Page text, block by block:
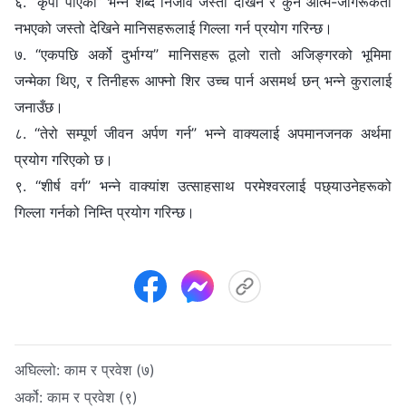
नभएको जस्तो देखिने मानिसहरूलाई गिल्ला गर्न प्रयोग गरिन्छ।
७. “एकपछि अर्को दुर्भाग्य” मानिसहरू ठूलो रातो अजिङ्गरको भूमिमा
जन्मेका थिए, र तिनीहरू आफ्नो शिर उच्च पार्न असमर्थ छन् भन्‍ने कुरालाई
जनाउँछ।
८. “तेरो सम्पूर्ण जीवन अर्पण गर्न” भन्‍ने वाक्यलाई अपमानजनक अर्थमा
प्रयोग गरिएको छ।
९. “शीर्ष वर्ग” भन्‍ने वाक्यांश उत्साहसाथ परमेश्‍वरलाई पछ्याउनेहरूको
गिल्ला गर्नको निम्ति प्रयोग गरिन्छ।
अघिल्लो: काम र प्रवेश (७)
अर्को: काम र प्रवेश (९)